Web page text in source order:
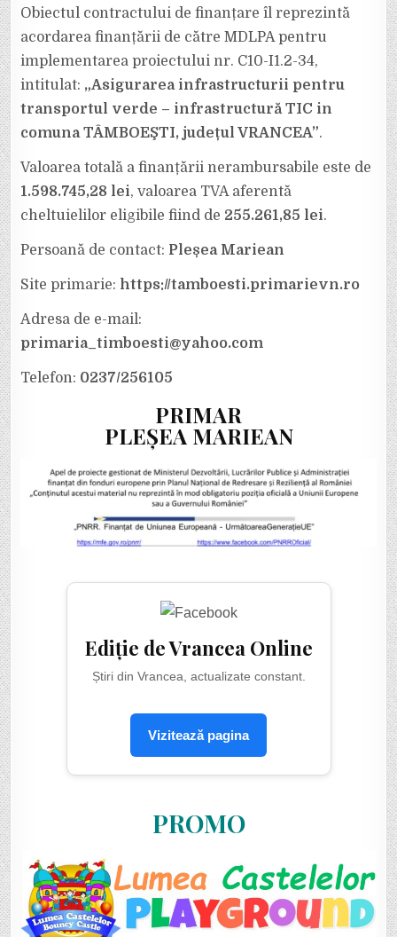
Obiectul contractului de finanțare îl reprezintă
acordarea finanțării de către MDLPA pentru
implementarea proiectului nr. C10-I1.2-34,
intitulat: „Asigurarea infrastructurii pentru
transportul verde – infrastructură TIC in
comuna TÂMBOEŞTI, județul VRANCEA”.
Valoarea totală a finanțării nerambursabile este de
1.598.745,28 lei, valoarea TVA aferentă
cheltuielilor eligibile fiind de 255.261,85 lei.
Persoană de contact: Pleșea Mariean
Site primarie: https://tamboesti.primarievn.ro
Adresa de e-mail:
primaria_timboesti@yahoo.com
Telefon: 0237/256105
PRIMAR
PLEȘEA MARIEAN
Ediție de Vrancea Online
Știri din Vrancea, actualizate constant.
Vizitează pagina
PROMO